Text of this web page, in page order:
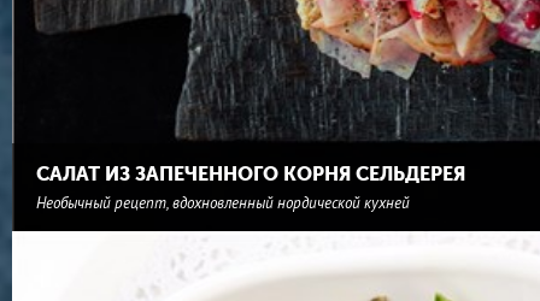
САЛАТ ИЗ ЗАПЕЧЕННОГО КОРНЯ СЕЛЬДЕРЕЯ
Необычный рецепт, вдохновленный нордической кухней